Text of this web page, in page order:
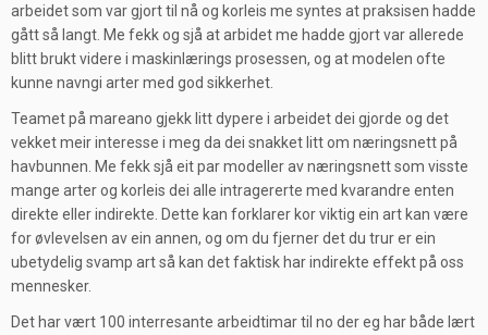
arbeidet som var gjort til nå og korleis me syntes at praksisen hadde
gått så langt. Me fekk og sjå at arbidet me hadde gjort var allerede
blitt brukt videre i maskinlærings prosessen, og at modelen ofte
kunne navngi arter med god sikkerhet.
Teamet på mareano gjekk litt dypere i arbeidet dei gjorde og det
vekket meir interesse i meg da dei snakket litt om næringsnett på
havbunnen. Me fekk sjå eit par modeller av næringsnett som visste
mange arter og korleis dei alle intragererte med kvarandre enten
direkte eller indirekte. Dette kan forklarer kor viktig ein art kan være
for øvlevelsen av ein annen, og om du fjerner det du trur er ein
ubetydelig svamp art så kan det faktisk har indirekte effekt på oss
mennesker.
Det har vært 100 interresante arbeidtimar til no der eg har både lært